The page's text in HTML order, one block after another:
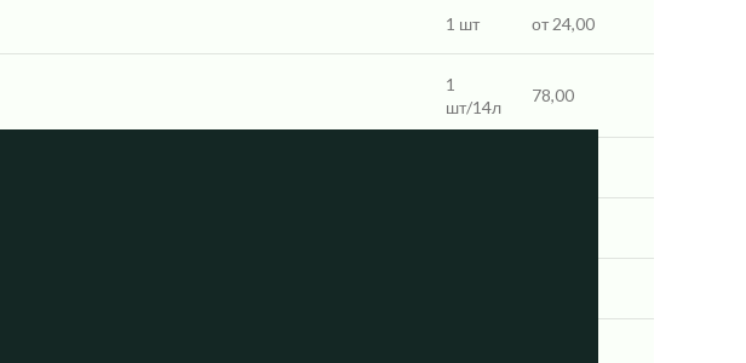
1 шт от 24,00
1
шт/14л
78,00